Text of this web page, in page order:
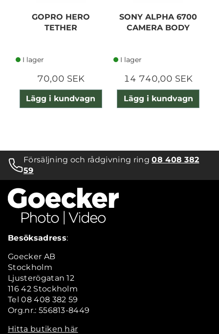
GOPRO HERO
TETHER
I lager
70,00 SEK
Lägg i kundvagn
SONY ALPHA 6700
CAMERA BODY
I lager
14 740,00 SEK
Lägg i kundvagn
Försäljning och rådgivning ring08 408 382
59
Besöksadress:
Goecker AB
Stockholm
Ljusterögatan 12
116 42 Stockholm
Tel 08 408 382 59
Org.nr.: 556813-8449
Hitta butiken här